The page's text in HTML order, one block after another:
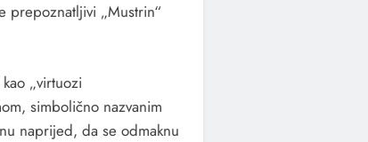
prepoznatljivi „Mustrin“
„virtuozi
simbolično nazvanim
naprijed, da se odmaknu